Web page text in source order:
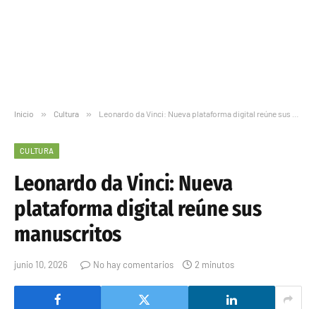
Inicio » Cultura » Leonardo da Vinci: Nueva plataforma digital reúne sus manuscritos
CULTURA
Leonardo da Vinci: Nueva
plataforma digital reúne sus
manuscritos
junio 10, 2026 No hay comentarios 2 minutos